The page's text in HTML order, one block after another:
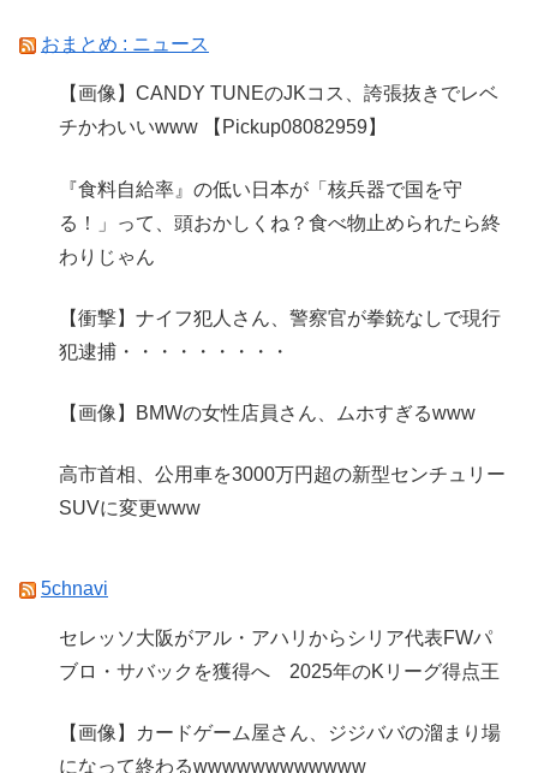
おまとめ : ニュース
【画像】CANDY TUNEのJKコス、誇張抜きでレベ
チかわいいwww 【Pickup08082959】
『食料自給率』の低い日本が「核兵器で国を守
る！」って、頭おかしくね？食べ物止められたら終
わりじゃん
【衝撃】ナイフ犯人さん、警察官が拳銃なしで現行
犯逮捕・・・・・・・・・
【画像】BMWの女性店員さん、ムホすぎるwww
高市首相、公用車を3000万円超の新型センチュリー
SUVに変更www
5chnavi
セレッソ大阪がアル・アハリからシリア代表FWパ
ブロ・サバックを獲得へ 2025年のKリーグ得点王
【画像】カードゲーム屋さん、ジジババの溜まり場
になって終わるwwwwwwwwwwww